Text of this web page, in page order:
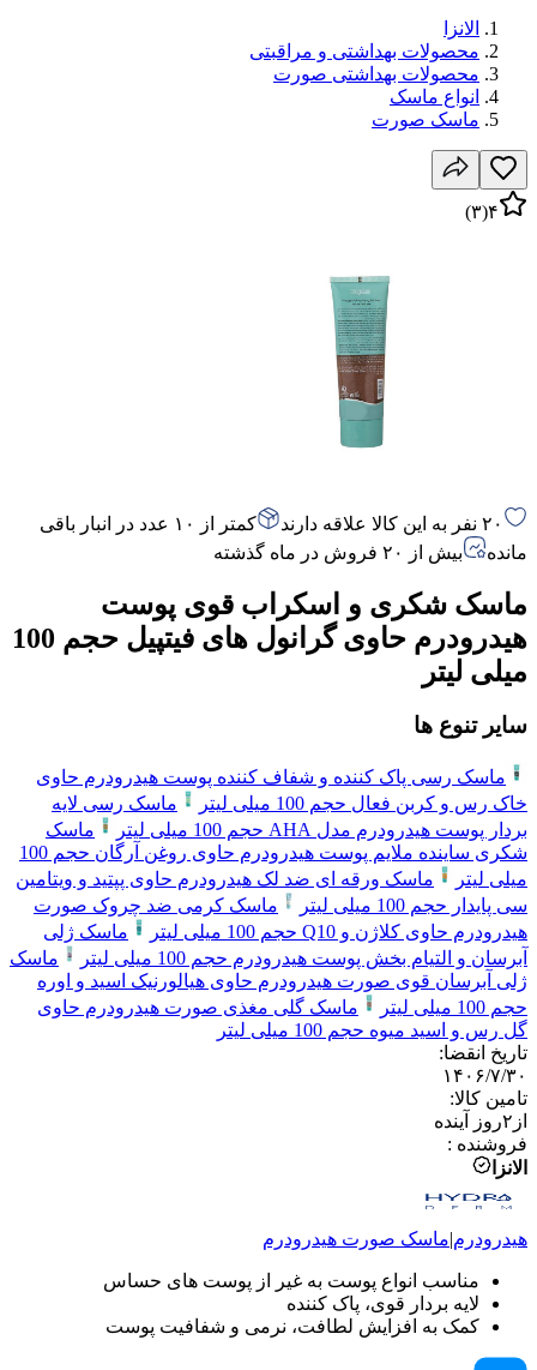
الانزا
محصولات بهداشتی و مراقبتی
محصولات بهداشتی صورت
انواع ماسک
ماسک صورت
۴(۳)
۲۰ نفر به این کالا علاقه دارند
کمتر از ۱۰ عدد در انبار باقی
مانده
بیش از ۲۰ فروش در ماه گذشته
ماسک شکری و اسکراب قوی پوست
هیدرودرم حاوی گرانول های فیتپیل حجم 100
میلی لیتر
سایر تنوع ها
ماسک رسی پاک کننده و شفاف کننده پوست هیدرودرم حاوی
خاک رس و کربن فعال حجم 100 میلی لیتر
ماسک رسی لایه
بردار پوست هیدرودرم مدل AHA حجم 100 میلی لیتر
ماسک
شکری ساینده ملایم پوست هیدرودرم حاوی روغن آرگان حجم 100
میلی لیتر
ماسک ورقه ای ضد لک هیدرودرم حاوی پپتید و ویتامین
سی پایدار حجم 100 میلی لیتر
ماسک کرمی ضد چروک صورت
هیدرودرم حاوی کلاژن و Q10 حجم 100 میلی لیتر
ماسک ژلی
آبرسان و التیام بخش پوست هیدرودرم حجم 100 میلی لیتر
ماسک
ژلی آبرسان قوی صورت هیدرودرم حاوی هیالورنیک اسید و اوره
حجم 100 میلی لیتر
ماسک گلی مغذی صورت هیدرودرم حاوی
گل رس و اسید میوه حجم 100 میلی لیتر
تاریخ انقضا:
۱۴۰۶/۷/۳۰
تامین کالا:
از ۲روز آینده
فروشنده :
الانزا
هیدرودرم|ماسک صورت هیدرودرم
مناسب انواع پوست به غیر از پوست های حساس
لایه بردار قوی، پاک کننده
کمک به افزایش لطافت، نرمی و شفافیت پوست